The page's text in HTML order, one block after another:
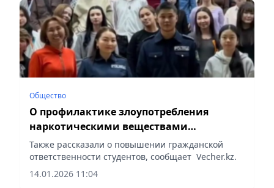
Общество
О профилактике злоупотребления
наркотическими веществами
проинформировали студентов в Алматы
Также рассказали о повышении гражданской
ответственности студентов, сообщает Vecher.kz.
14.01.2026 11:04